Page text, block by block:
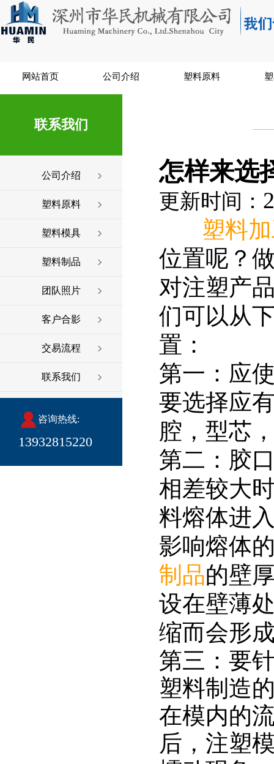
网站首页 公司介绍 塑料原料
联系我们
公司介绍
塑料原料
塑料模具
塑料制品
团队照片
客户合影
交易流程
联系我们
咨询热线:
13932815220
怎样来选
更新时间：
塑料
位置呢？
对注塑产
们可以从
置：
第一：应
要选择应
腔，型芯
第二：胶
相差较大
料熔体进
影响熔体
制品的壁
设在壁薄
缩而会形
第三：要
塑料制造
在模内的
后，注塑